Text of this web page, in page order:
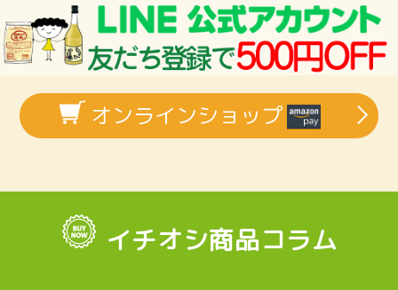
オンラインショップ
イチオシ商品コラム